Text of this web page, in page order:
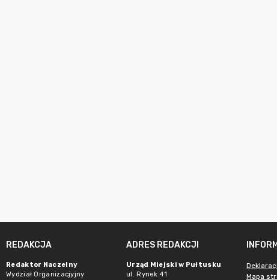
REDAKCJA
Redaktor Naczelny
Wydział Organizacjyjny
ADRES REDAKCJI
Urząd Miejski w Pułtusku
ul. Rynek 41
Mapa